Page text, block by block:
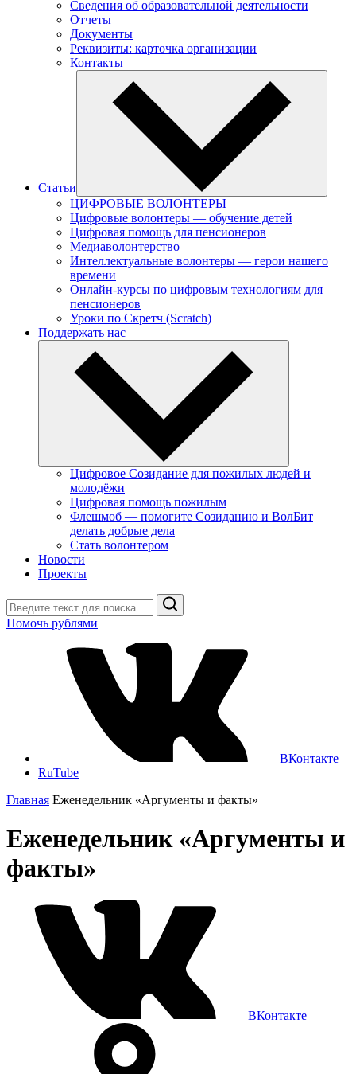
Сведения об образовательной деятельности
Отчеты
Документы
Реквизиты: карточка организации
Контакты
Статьи
ЦИФРОВЫЕ ВОЛОНТЕРЫ
Цифровые волонтеры — обучение детей
Цифровая помощь для пенсионеров
Медиаволонтерство
Интеллектуальные волонтеры — герои нашего
времени
Онлайн-курсы по цифровым технологиям для
пенсионеров
Уроки по Скретч (Scratch)
Поддержать нас
Цифровое Созидание для пожилых людей и
молодёжи
Цифровая помощь пожилым
Флешмоб — помогите Созиданию и ВолБит
делать добрые дела
Стать волонтером
Новости
Проекты
Поиск
Помочь рублями
ВКонтакте
RuTube
Главная Еженедельник «Аргументы и факты»
Еженедельник «Аргументы и
факты»
ВКонтакте